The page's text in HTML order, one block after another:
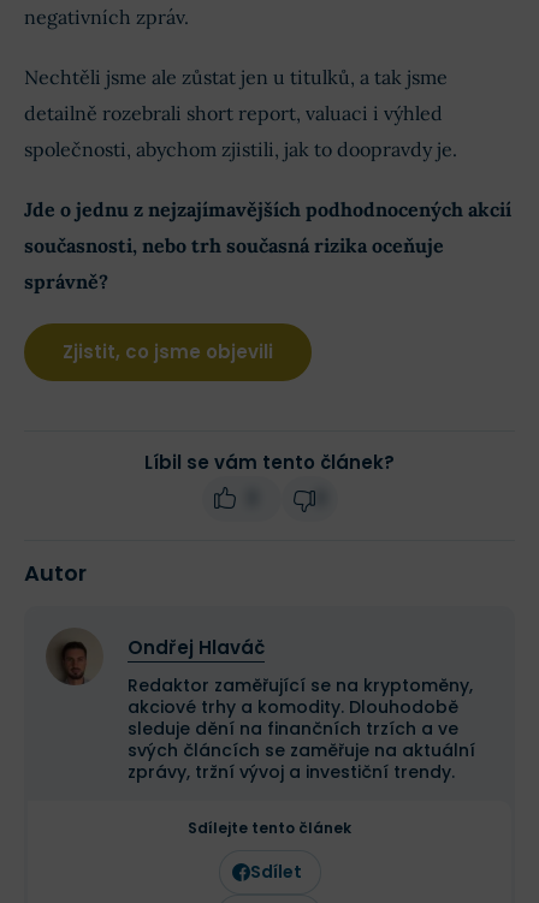
negativních zpráv.
Nechtěli jsme ale zůstat jen u titulků, a tak jsme
detailně rozebrali short report, valuaci i výhled
společnosti, abychom zjistili, jak to doopravdy je.
Jde o jednu z nejzajímavějších podhodnocených akcií
současnosti, nebo trh současná rizika oceňuje
správně?
Zjistit, co jsme objevili
Líbil se vám tento článek?
3
Autor
Ondřej Hlaváč
Redaktor zaměřující se na kryptoměny,
akciové trhy a komodity. Dlouhodobě
sleduje dění na finančních trzích a ve
svých článcích se zaměřuje na aktuální
zprávy, tržní vývoj a investiční trendy.
Sdílejte tento článek
Sdílet